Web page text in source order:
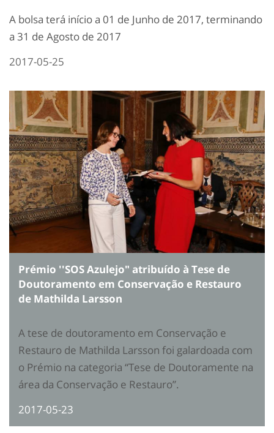
A bolsa terá início a 01 de Junho de 2017, terminando
a 31 de Agosto de 2017
2017-05-25
Prémio ''SOS Azulejo" atribuído à Tese de
Doutoramento em Conservação e Restauro
de Mathilda Larsson
A tese de doutoramento em Conservação e
Restauro de Mathilda Larsson foi galardoada com
o Prémio na categoria “Tese de Doutoramente na
área da Conservação e Restauro”.
2017-05-23